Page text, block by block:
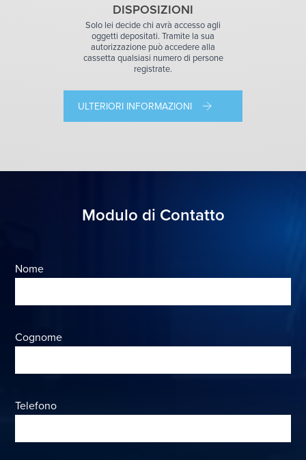
DISPOSIZIONI
Solo lei decide chi avrà accesso agli
oggetti depositati. Tramite la sua
autorizzazione può accedere alla
cassetta qualsiasi numero di persone
registrate.
ULTERIORI INFORMAZIONI
Modulo di Contatto
Nome
Cognome
Telefono